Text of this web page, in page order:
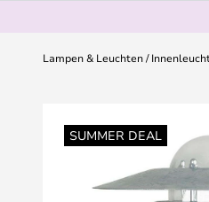
Lampen & Leuchten
SUMMER DEAL
Ende
Bildgalerie